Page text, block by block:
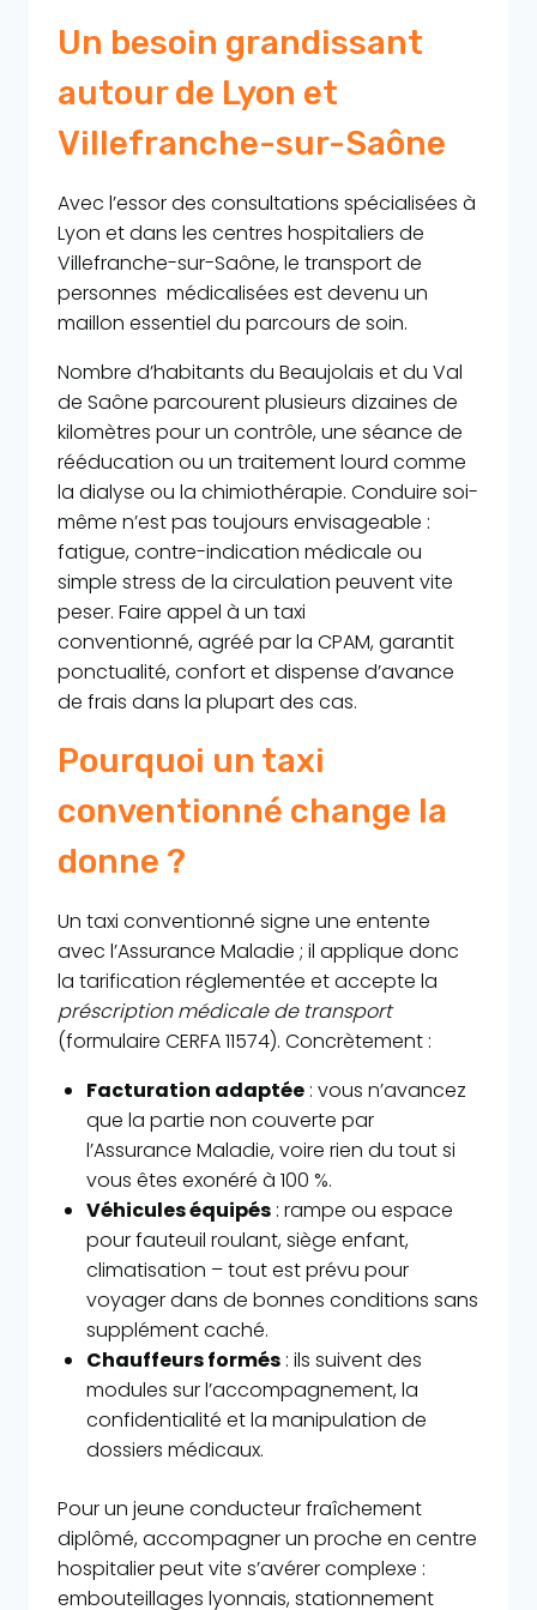
Un besoin grandissant
autour de Lyon et
Villefranche-sur-Saône
Avec l’essor des consultations spécialisées à
Lyon et dans les centres hospitaliers de
Villefranche-sur-Saône, le transport de
personnes médicalisées est devenu un
maillon essentiel du parcours de soin.
Nombre d’habitants du Beaujolais et du Val
de Saône parcourent plusieurs dizaines de
kilomètres pour un contrôle, une séance de
rééducation ou un traitement lourd comme
la dialyse ou la chimiothérapie. Conduire soi-
même n’est pas toujours envisageable :
fatigue, contre-indication médicale ou
simple stress de la circulation peuvent vite
peser. Faire appel à un taxi
conventionné, agréé par la CPAM, garantit
ponctualité, confort et dispense d’avance
de frais dans la plupart des cas.
Pourquoi un taxi
conventionné change la
donne ?
Un taxi conventionné signe une entente
avec l’Assurance Maladie ; il applique donc
la tarification réglementée et accepte la
préscription médicale de transport
(formulaire CERFA 11574). Concrètement :
Facturation adaptée : vous n’avancez
que la partie non couverte par
l’Assurance Maladie, voire rien du tout si
vous êtes exonéré à 100 %.
Véhicules équipés : rampe ou espace
pour fauteuil roulant, siège enfant,
climatisation – tout est prévu pour
voyager dans de bonnes conditions sans
supplément caché.
Chauffeurs formés : ils suivent des
modules sur l’accompagnement, la
confidentialité et la manipulation de
dossiers médicaux.
Pour un jeune conducteur fraîchement
diplômé, accompagner un proche en centre
hospitalier peut vite s’avérer complexe :
embouteillages lyonnais, stationnement